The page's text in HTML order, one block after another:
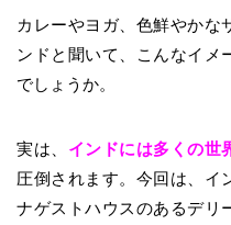
カレーやヨガ、色鮮やかな
ンドと聞いて、こんなイメ
でしょうか。
実は、 インドには多くの世
圧倒されます。今回は、イ
ナゲストハウスのあるデリ